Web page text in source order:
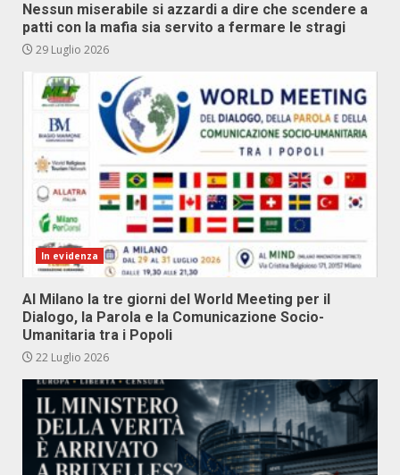
Nessun miserabile si azzardi a dire che scendere a
patti con la mafia sia servito a fermare le stragi
29 Luglio 2026
In evidenza
Al Milano la tre giorni del World Meeting per il
Dialogo, la Parola e la Comunicazione Socio-
Umanitaria tra i Popoli
22 Luglio 2026